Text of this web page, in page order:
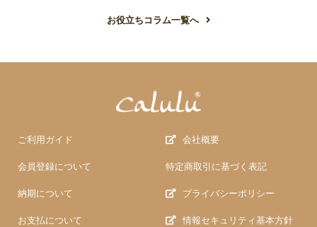
お役立ちコラム一覧へ
ご利用ガイド
会員登録について
納期について
お支払について
会社概要
特定商取引に基づく表記
プライバシーポリシー
情報セキュリティ基本方針